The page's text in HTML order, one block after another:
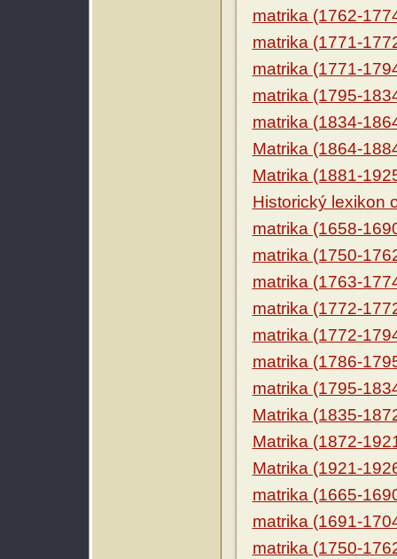
matrika (1762-
matrika (1771-
matrika (1771-
matrika (1795-
matrika (1834-
Matrika (1864-
Matrika (1881-
Historický lexikon
matrika (1658-
matrika (1750-
matrika (1763-
matrika (1772-
matrika (1772-
matrika (1786-
matrika (1795-
Matrika (1835-
Matrika (1872-
Matrika (1921-
matrika (1665-
matrika (1691-
matrika (1750-